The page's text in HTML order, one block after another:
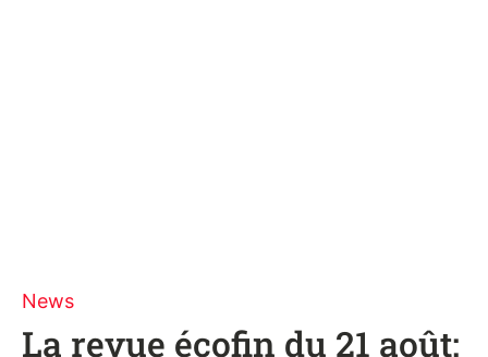
News
La revue écofin du 21 août: